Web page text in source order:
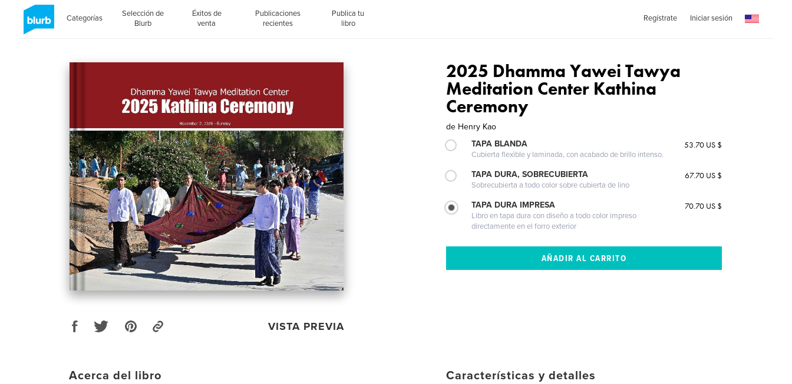
Categorías
Selección de
Blurb
Éxitos de
venta
Publicaciones
recientes
Publica tu
libro
Regístrate Iniciar sesión
VISTA PREVIA
2025 Dhamma Yawei Tawya
Meditation Center Kathina
Ceremony
de Henry Kao
TAPA BLANDA
Cubierta flexible y laminada, con acabado de brillo intenso.
53.70 US $
TAPA DURA, SOBRECUBIERTA
Sobrecubierta a todo color sobre cubierta de lino
67.70 US $
TAPA DURA IMPRESA
Libro en tapa dura con diseño a todo color impreso
directamente en el forro exterior
70.70 US $
Acerca del libro Características y detalles